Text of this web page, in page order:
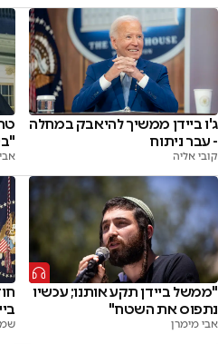
ג'ו ביידן ממשיך להיאבק במחלה
- עבר ניתוח
קובי אליה
"ממשל ביידן תקע אותנו; עכשיו
נתפוס את השטח"
אבי מימרן